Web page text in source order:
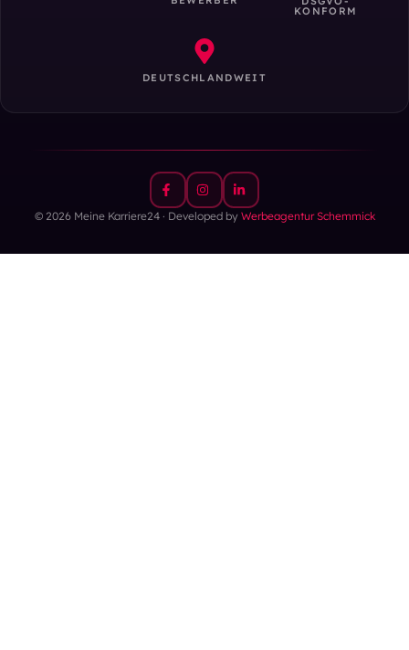
KONFORM
DEUTSCHLANDWEIT
© 2026 Meine Karriere24 · Developed by Werbeagentur Schemmick